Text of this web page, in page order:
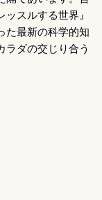
スルする世界』
た最新の科学的知
ラダの交じり合う